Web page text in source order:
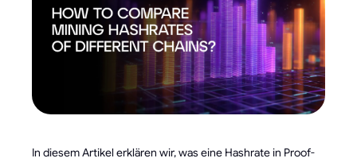
In diesem Artikel erklären wir, was eine Hashrate in Proof-